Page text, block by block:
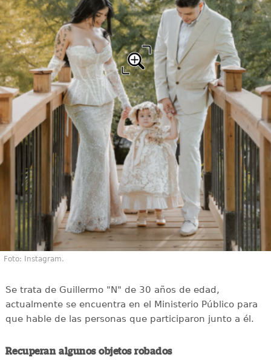
Foto: Instagram.
Se trata de Guillermo "N" de 30 años de edad,
actualmente se encuentra en el Ministerio Público para
que hable de las personas que participaron junto a él.
Recuperan algunos objetos robados